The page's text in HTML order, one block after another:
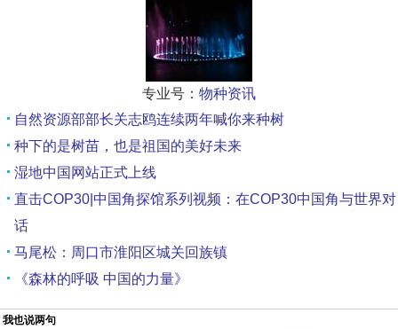
专业号： 物种资讯
自然资源部部长关志鸥连续两年喊你来种树
种下的是树苗，也是祖国的美好未来
湿地中国网站正式上线
直击COP30|中国角探馆系列视频：在COP30中国角与世界对
话
马尾松：周口市淮阳区城关回族镇
《森林的呼吸 中国的力量》
我也说两句